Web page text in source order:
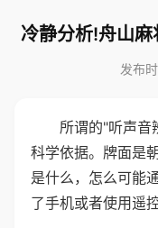
冷静分析!舟山
发布
所谓的"听声音
科学依据。牌面是
是什么，怎么可能
了手机或者使用遥控